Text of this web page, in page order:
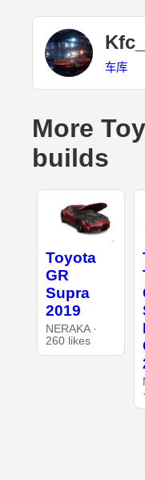
车库
More
builds
Toyota
GR
Supra
2019
NERAKA ·
260 likes